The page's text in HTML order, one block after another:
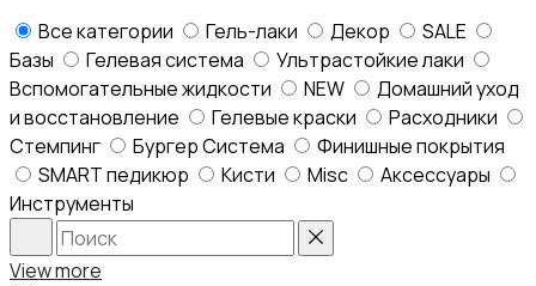
Все категории Гель-лаки Декор
SALE
Базы
Гелевая система
Ультрастойкие лаки
Вспомогательные жидкости
NEW
Домашний уход
и восстановление
Гелевые краски
Расходники
Стемпинг
Бургер Система
Финишные покрытия
SMART педикюр
Кисти Misc
Аксессуары
Инструменты
Search
View more